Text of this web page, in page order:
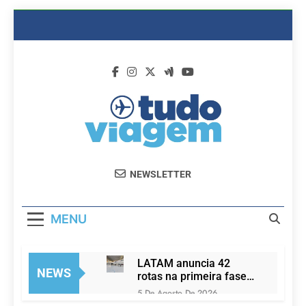
Dicas De
Passagens Aéreas E Hotéis Em
NEWSLETTER
MENU
NEWS
LATAM anuncia 42
rotas na primeira fase
de operação do
5 De Agosto De 2026